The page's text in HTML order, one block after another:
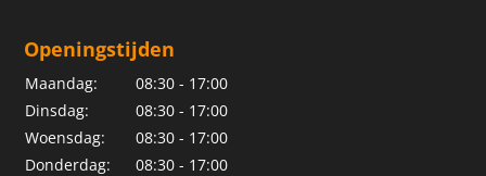
Openingstijden
Maandag:
08:30 - 17:00
Dinsdag:
08:30 - 17:00
Woensdag:
08:30 - 17:00
Donderdag:
08:30 - 17:00